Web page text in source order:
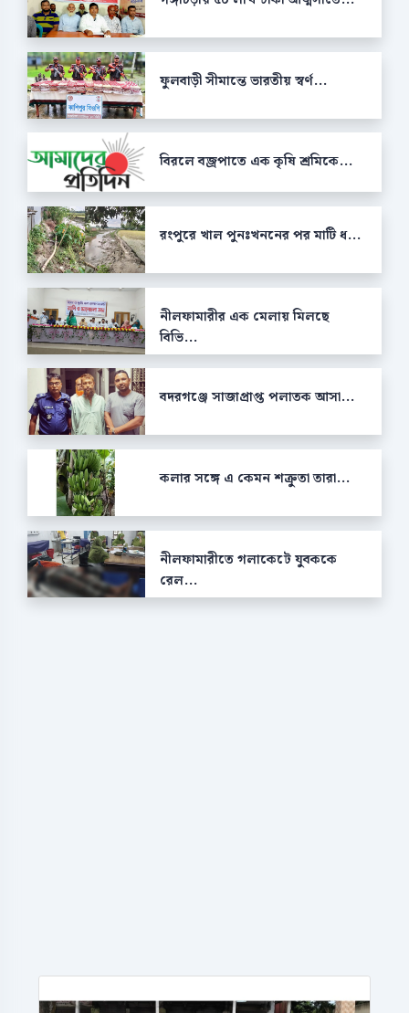
ফুলবাড়ী সীমান্তে ভারতীয় স্বর্ণ...
বিরলে বজ্রপাতে এক কৃষি শ্রমিকে...
রংপুরে খাল পুনঃখননের পর মাটি ধ...
নীলফামারীর এক মেলায় মিলছে
বিভি...
বদরগঞ্জে সাজাপ্রাপ্ত পলাতক আসা...
কলার সঙ্গে এ কেমন শক্রুতা তারা...
নীলফামারীতে গলাকেটে যুবককে
রেল...